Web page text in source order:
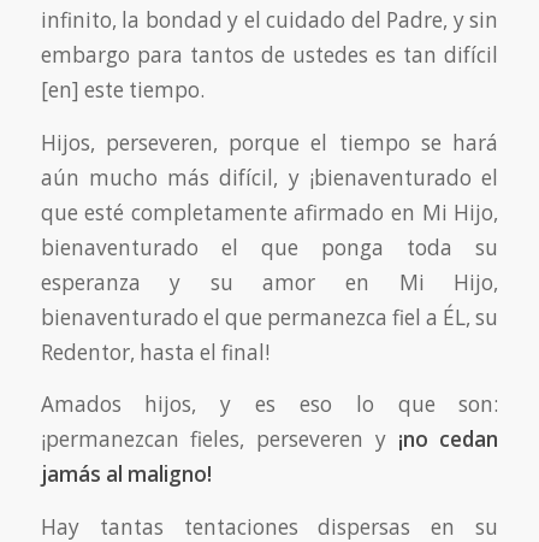
infinito, la bondad y el cuidado del Padre, y sin
embargo para tantos de ustedes es tan difícil
[en] este tiempo.
Hijos, perseveren, porque el tiempo se hará
aún mucho más difícil, y ¡bienaventurado el
que esté completamente afirmado en Mi Hijo,
bienaventurado el que ponga toda su
esperanza y su amor en Mi Hijo,
bienaventurado el que permanezca fiel a ÉL, su
Redentor, hasta el final!
Amados hijos, y es eso lo que son:
¡permanezcan fieles, perseveren y ¡no cedan
jamás al maligno!
Hay tantas tentaciones dispersas en su